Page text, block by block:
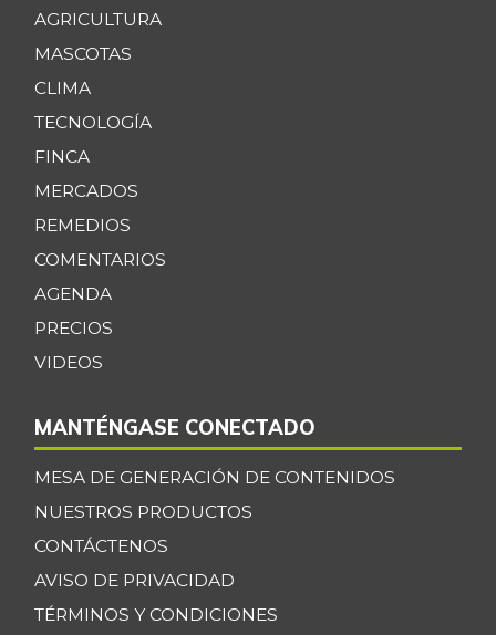
AGRICULTURA
MASCOTAS
CLIMA
TECNOLOGÍA
FINCA
MERCADOS
REMEDIOS
COMENTARIOS
AGENDA
PRECIOS
VIDEOS
MANTÉNGASE CONECTADO
MESA DE GENERACIÓN DE CONTENIDOS
NUESTROS PRODUCTOS
CONTÁCTENOS
AVISO DE PRIVACIDAD
TÉRMINOS Y CONDICIONES